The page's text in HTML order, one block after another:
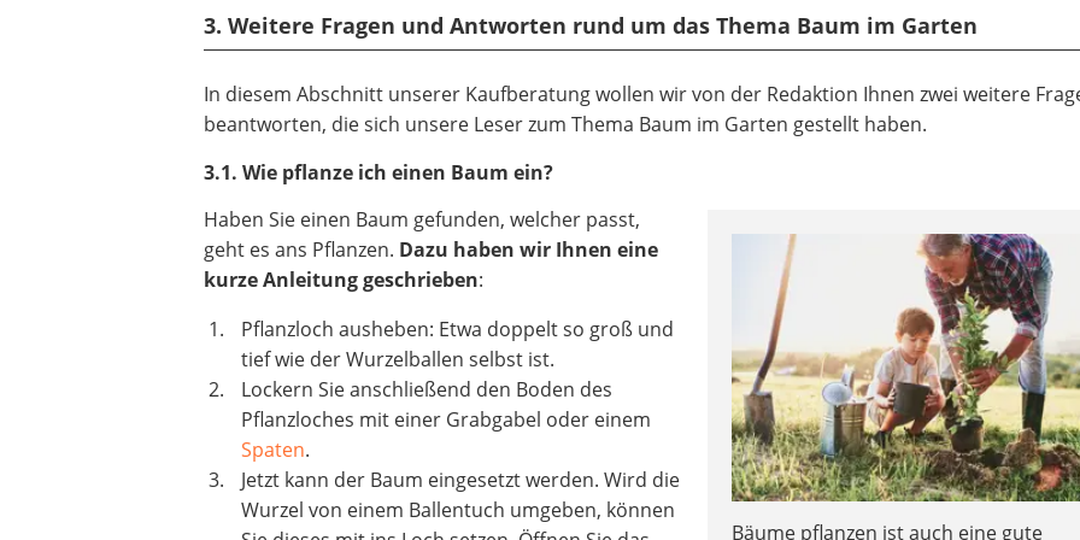
3. Weitere Fragen und Antworten rund um das Thema Baum im Garten
In diesem Abschnitt unserer Kaufberatung wollen wir von der Redaktion Ihnen zwei weitere
beantworten, die sich unsere Leser zum Thema Baum im Garten gestellt haben.
3.1. Wie pflanze ich einen Baum ein?
Bäume pflanzen ist auch eine gute
Haben Sie einen Baum gefunden, welcher passt,
geht es ans Pflanzen. Dazu haben wir Ihnen eine
kurze Anleitung geschrieben:
Pflanzloch ausheben: Etwa doppelt so groß und
tief wie der Wurzelballen selbst ist.
Lockern Sie anschließend den Boden des
Pflanzloches mit einer Grabgabel oder einem
Spaten.
Jetzt kann der Baum eingesetzt werden. Wird die
Wurzel von einem Ballentuch umgeben, können